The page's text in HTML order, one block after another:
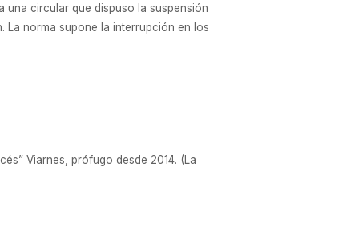
una circular que dispuso la suspensión
norma supone la interrupción en los
Viarnes, prófugo desde 2014. (La